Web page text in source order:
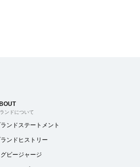
ンドについて
ンドステートメント
ンドヒストリー
ビージャージ